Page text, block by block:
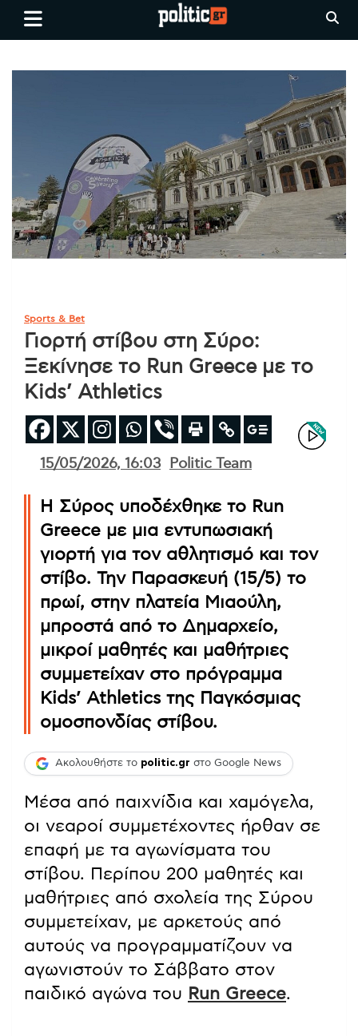
Skip
Ειδήσεις απο τη
Θεσσαλονίκη, την Ελλάδα και
όλο τον Κόσμο
politic.gr
Sports & Bet
Γιορτή στίβου στη Σύρο:
Ξεκίνησε το Run Greece με το
Kids’ Athletics
15/05/2026, 16:03 Politic Team
Η Σύρος υποδέχθηκε το Run
Greece με μια εντυπωσιακή
γιορτή για τον αθλητισμό και τον
στίβο. Την Παρασκευή (15/5) το
πρωί, στην πλατεία Μιαούλη,
μπροστά από το Δημαρχείο,
μικροί μαθητές και μαθήτριες
συμμετείχαν στο πρόγραμμα
Kids’ Athletics της Παγκόσμιας
ομοσπονδίας στίβου.
Ακολουθήστε το politic.gr στο Google News
Μέσα από παιχνίδια και χαμόγελα,
οι νεαροί συμμετέχοντες ήρθαν σε
επαφή με τα αγωνίσματα του
στίβου. Περίπου 200 μαθητές και
μαθήτριες από σχολεία της Σύρου
συμμετείχαν, με αρκετούς από
αυτούς να προγραμματίζουν να
αγωνιστούν το Σάββατο στον
παιδικό αγώνα του Run Greece.